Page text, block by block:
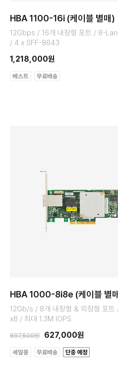
HBA 1100-16i (케이블 별매)
12Gbps / 16개 내장형 포트 / 8-
/ 4 x SFF-8643
1,218,000원
HBA 1000-8i8e (케이블 별
12Gb/s / 8개 내장형 & 외장형 포
x8 / 최대 1.3M IOPS
697,500원 627,000원